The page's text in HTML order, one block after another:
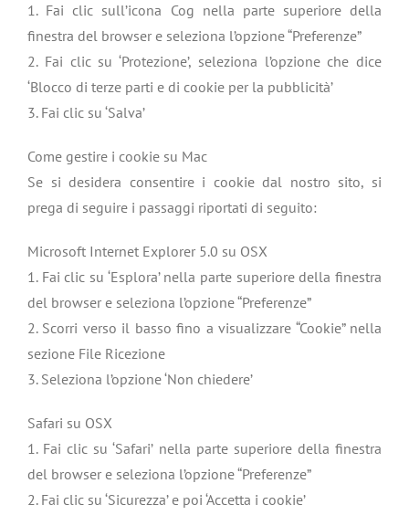
1. Fai clic sull’icona Cog nella parte superiore della
finestra del browser e seleziona l’opzione “Preferenze”
2. Fai clic su ‘Protezione’, seleziona l’opzione che dice
‘Blocco di terze parti e di cookie per la pubblicità’
3. Fai clic su ‘Salva’
Come gestire i cookie su Mac
Se si desidera consentire i cookie dal nostro sito, si
prega di seguire i passaggi riportati di seguito:
Microsoft Internet Explorer 5.0 su OSX
1. Fai clic su ‘Esplora’ nella parte superiore della finestra
del browser e seleziona l’opzione “Preferenze”
2. Scorri verso il basso fino a visualizzare “Cookie” nella
sezione File Ricezione
3. Seleziona l’opzione ‘Non chiedere’
Safari su OSX
1. Fai clic su ‘Safari’ nella parte superiore della finestra
del browser e seleziona l’opzione “Preferenze”
2. Fai clic su ‘Sicurezza’ e poi ‘Accetta i cookie’